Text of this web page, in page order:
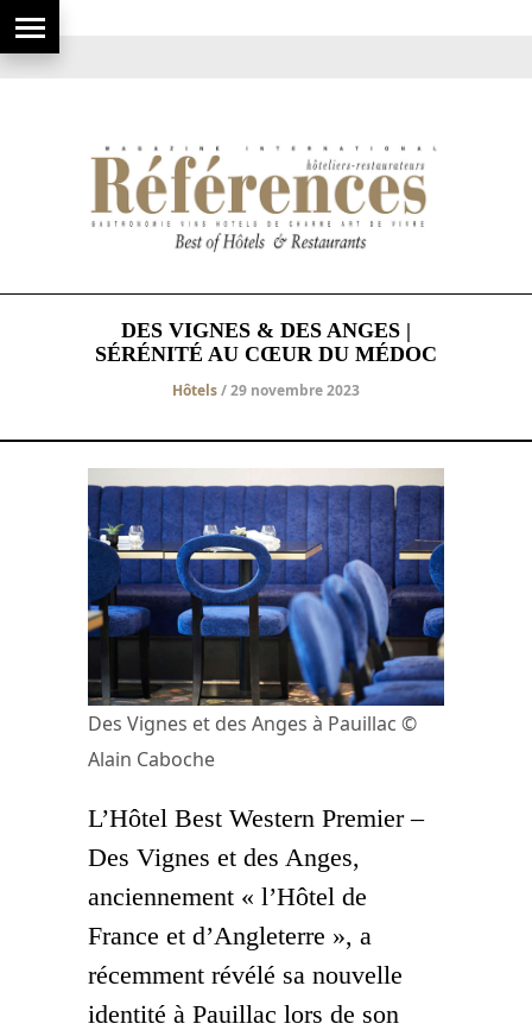
DES VIGNES & DES ANGES |
SÉRÉNITÉ AU CŒUR DU MÉDOC
Hôtels/ 29 novembre 2023
Des Vignes et des Anges à Pauillac ©
Alain Caboche
L’Hôtel Best Western Premier –
Des Vignes et des Anges,
anciennement « l’Hôtel de
France et d’Angleterre », a
récemment révélé sa nouvelle
identité à Pauillac lors de son